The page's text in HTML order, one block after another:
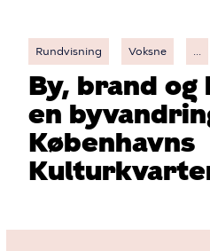
Rundvisning Voksne ...
By, brand og
en
Københavns